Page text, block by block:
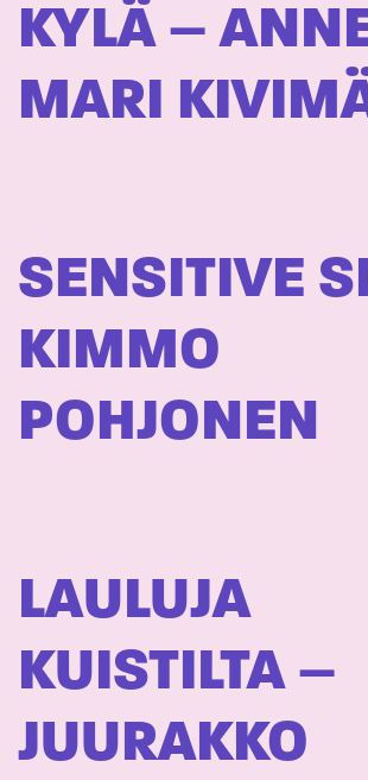
KYLÄ –
MARI
SENSITIVE
KIMMO
POHJONEN
LAULUJA
KUISTILTA –
JUURAKKO